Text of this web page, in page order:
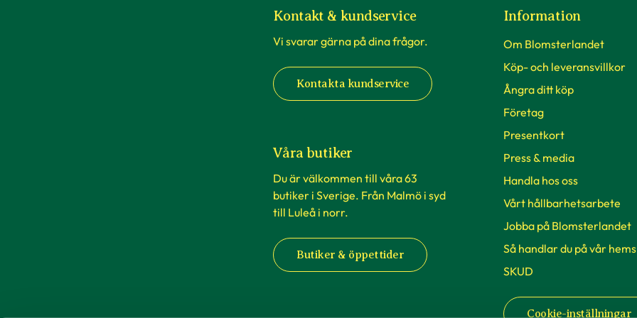
Kontakt & kundservice
Vi svarar gärna på dina frågor.
Kontakta kundservice
Våra butiker
Du är välkommen till våra 63
butiker i Sverige. Från Malmö i syd
till Luleå i norr.
Butiker & öppettider
Information
Om Blomsterlandet
Köp- och leveransvillkor
Ångra ditt köp
Företag
Presentkort
Press & media
Handla hos oss
Vårt hållbarhetsarbete
Jobba på Blomsterlandet
Så handlar du på vår
SKUD
Cookie-inställningar